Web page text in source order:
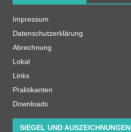
Impressum
Datenschutzerklärung
Abrechnung
Lokal
Links
Praktikanten
Downloads
SIEGEL UND AUSZEICHNUNGEN